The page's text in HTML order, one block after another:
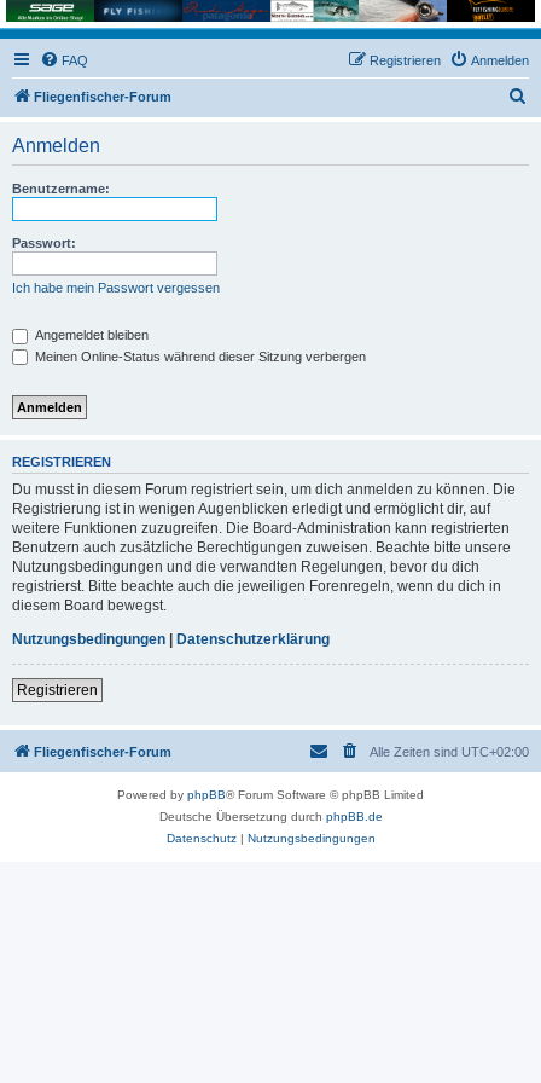
FAQ Anmelden
Registrieren
Fliegenfischer-Forum
Anmelden
Benutzername:
Passwort:
Ich habe mein Passwort vergessen
Angemeldet bleiben
Meinen Online-Status während dieser Sitzung verbergen
REGISTRIEREN
Du musst in diesem Forum registriert sein, um dich anmelden zu können. Die
Registrierung ist in wenigen Augenblicken erledigt und ermöglicht dir, auf
weitere Funktionen zuzugreifen. Die Board-Administration kann registrierten
Benutzern auch zusätzliche Berechtigungen zuweisen. Beachte bitte unsere
Nutzungsbedingungen und die verwandten Regelungen, bevor du dich
registrierst. Bitte beachte auch die jeweiligen Forenregeln, wenn du dich in
diesem Board bewegst.
Nutzungsbedingungen
Datenschutzerklärung
Registrieren
Fliegenfischer-Forum Alle Zeiten sind UTC+02:00
Powered by phpBB® Forum Software © phpBB Limited
Deutsche Übersetzung durch phpBB.de
Datenschutz| Nutzungsbedingungen